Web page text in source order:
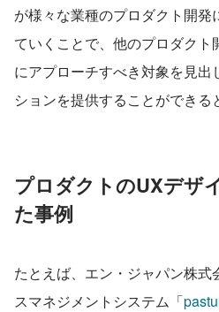
が様々な業種のプロダクト開発
ていくことで、他のプロダク
にアプローチすべき対象を見
ションを提供することができる
プロダクトのUXデザ
た事例
たとえば、エン・ジャパン株
スマネジメントシステム「